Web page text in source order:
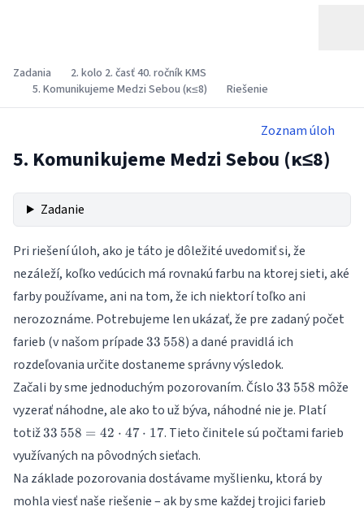
Zadania
2. kolo 2. časť 40. ročník KMS
5. Komunikujeme Medzi Sebou (κ≤8)
Riešenie
Zoznam úloh
5. Komunikujeme Medzi Sebou (κ≤8)
Zadanie
Pri riešení úloh, ako je táto je dôležité uvedomiť si, že
nezáleží, koľko vedúcich má rovnakú farbu na ktorej sieti, aké
farby používame, ani na tom, že ich niektorí toľko ani
nerozoznáme. Potrebujeme len ukázať, že pre zadaný počet
farieb (v našom prípade 33\,558
33 558) a dané pravidlá ich
rozdeľovania určite dostaneme správny výsledok.
Začali by sme jednoduchým pozorovaním. Číslo 33\,558
33 558 môže
vyzerať náhodne, ale ako to už býva, náhodné nie je. Platí
totiž 33\,558
= 42
\cdot
47
\cdot
33 558 = 42 ⋅ 47 ⋅ 17. Tieto činitele sú počtami farieb
využívaných na pôvodných sieťach.
Na základe pozorovania dostávame myšlienku, ktorá by
mohla viesť naše riešenie – ak by sme každej trojici farieb